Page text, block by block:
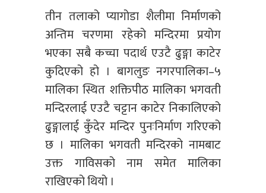
तीन तलाको प्यागोडा शैलीमा निर्माणको
अन्तिम चरणमा रहेको मन्दिरमा प्रयोग
भएका सबै कच्चा पदार्थ एउटै ढुङ्गा काटेर
कुदिएको हो । बागलुङ नगरपालिका–५
मालिका स्थित शक्तिपीठ मालिका भगवती
मन्दिरलाई एउटै चट्टान काटेर निकालिएको
ढुङ्गालाई कुँदेर मन्दिर पुनःनिर्माण गरिएको
छ । मालिका भगवती मन्दिरको नामबाट
उक्त गाविसको नाम समेत मालिका
राखिएको थियो ।